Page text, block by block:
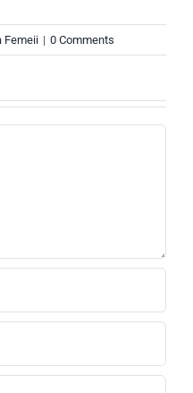
Femeii | 0 Comments